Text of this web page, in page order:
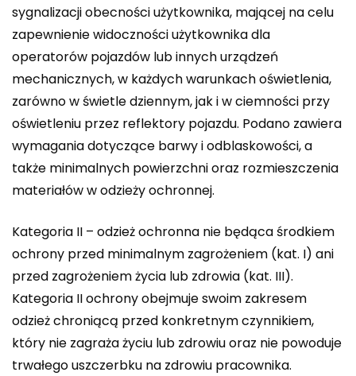
sygnalizacji obecności użytkownika, mającej na celu
zapewnienie widoczności użytkownika dla
operatorów pojazdów lub innych urządzeń
mechanicznych, w każdych warunkach oświetlenia,
zarówno w świetle dziennym, jak i w ciemności przy
oświetleniu przez reflektory pojazdu. Podano zawiera
wymagania dotyczące barwy i odblaskowości, a
także minimalnych powierzchni oraz rozmieszczenia
materiałów w odzieży ochronnej.
Kategoria II – odzież ochronna nie będąca środkiem
ochrony przed minimalnym zagrożeniem (kat. I) ani
przed zagrożeniem życia lub zdrowia (kat. III).
Kategoria II ochrony obejmuje swoim zakresem
odzież chroniącą przed konkretnym czynnikiem,
który nie zagraża życiu lub zdrowiu oraz nie powoduje
trwałego uszczerbku na zdrowiu pracownika.